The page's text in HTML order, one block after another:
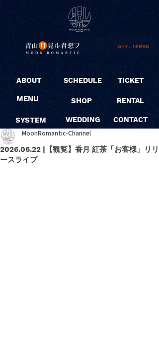
ログイン / 新規登録
ABOUT
MENU
SYSTEM
SCHEDULE
SHOP
WEDDING
TICKET
RENTAL
CONTACT
2026.06.22 |【観覧】香月 紅茶「お客様」リリ
ースライブ
MoonRomantic-Channel